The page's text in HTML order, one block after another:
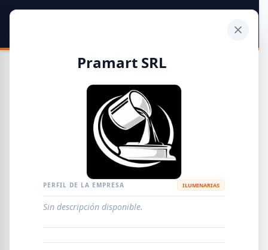
Guía de Empresas Metalúrgicas y Siderúrgicas
METALÚRGICAS
EMPRESAS AGREGAR EMPRESA
Pramart SRL
PERFIL DE LA EMPRESA ILUMINARIAS
Sin descripción disponible.